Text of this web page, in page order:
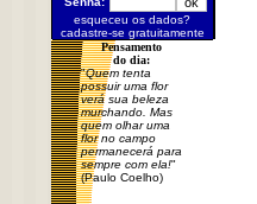
esqueceu os dados?
cadastre-se gratuitamente
Pensamento
do dia:
"Quem tenta
possuir uma flor
verá sua beleza
murchando. Mas
quem olhar uma
flor no campo
permanecerá para
sempre com ela!"
(Paulo Coelho)